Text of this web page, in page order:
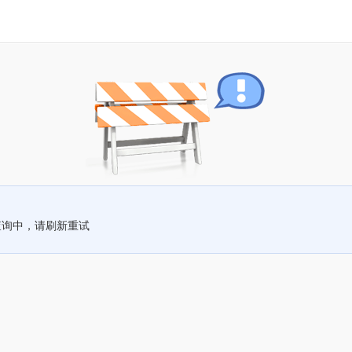
中，请刷新重试